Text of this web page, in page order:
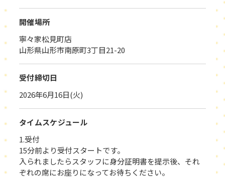
開催場所
寧々家松見町店
山形県山形市南原町3丁目21-20
受付締切日
2026年6月16日(火)
タイムスケジュール
1.受付
15分前より受付スタートです。
入られましたらスタッフに身分証明書を提示後、それ
ぞれの席にお座りになってお待ちください。